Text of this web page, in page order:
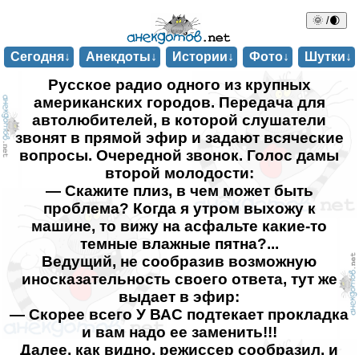
🌞 /🌒
Сегодня↓ Анекдоты↓ Истории↓ Фото↓ Шутки↓
Русское радио одного из крупных
американских городов. Передача для
автолюбителей, в которой слушатели
звонят в прямой эфир и задают всяческие
вопросы. Очередной звонок. Голос дамы
второй молодости:
— Скажите плиз, в чем может быть
проблема? Когда я утром выхожу к
машине, то вижу на асфальте какие-то
темные влажные пятна?...
Ведущий, не сообразив возможную
иносказательность своего ответа, тут же
выдает в эфир:
— Скорее всего У ВАС подтекает прокладка
и вам надо ее заменить!!!
Далее, как видно, режиссер сообразил, и